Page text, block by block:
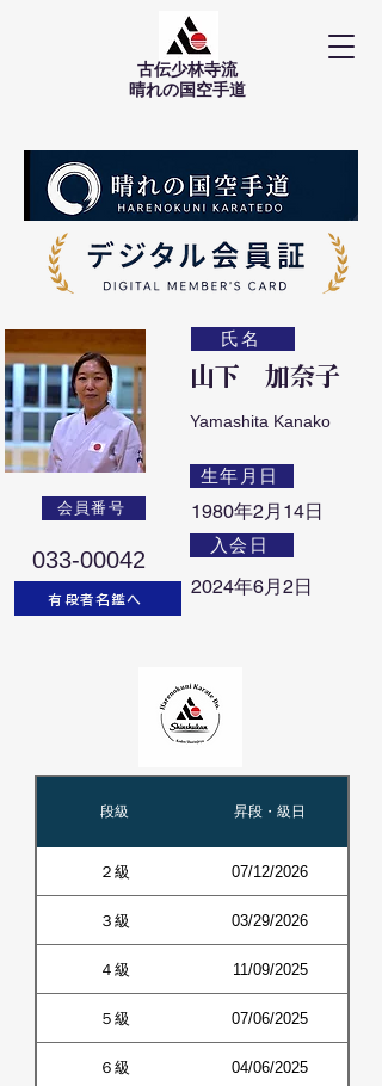
古伝少林寺流
​晴れの国空手道
会員番号
033-00042
有段者名鑑へ
氏名
山下 加奈子
Yamashita Kanako
生年月日
1980年2月14日
入会日
2024年6月2日
段級 昇段・級日
２級 07/12/2026
３級 03/29/2026
４級 11/09/2025
５級 07/06/2025
６級 04/06/2025